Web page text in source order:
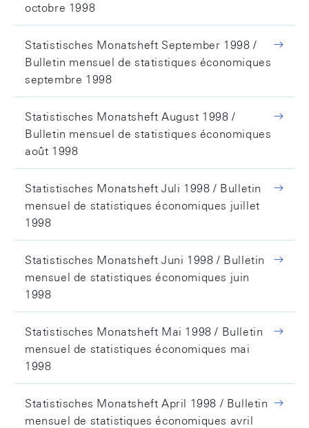
octobre 1998
Statistisches Monatsheft September 1998 /
Bulletin mensuel de statistiques économiques
septembre 1998
Statistisches Monatsheft August 1998 /
Bulletin mensuel de statistiques économiques
août 1998
Statistisches Monatsheft Juli 1998 / Bulletin
mensuel de statistiques économiques juillet
1998
Statistisches Monatsheft Juni 1998 / Bulletin
mensuel de statistiques économiques juin
1998
Statistisches Monatsheft Mai 1998 / Bulletin
mensuel de statistiques économiques mai
1998
Statistisches Monatsheft April 1998 / Bulletin
mensuel de statistiques économiques avril